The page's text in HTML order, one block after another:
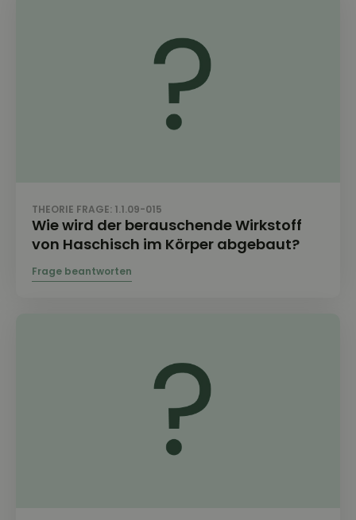
THEORIE FRAGE: 1.1.09-015
Wie wird der berauschende Wirkstoff
von Haschisch im Körper abgebaut?